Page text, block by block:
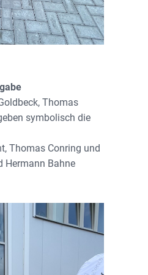
Thomas
symbolisch die
Thomas Conring und
Hermann Bahne